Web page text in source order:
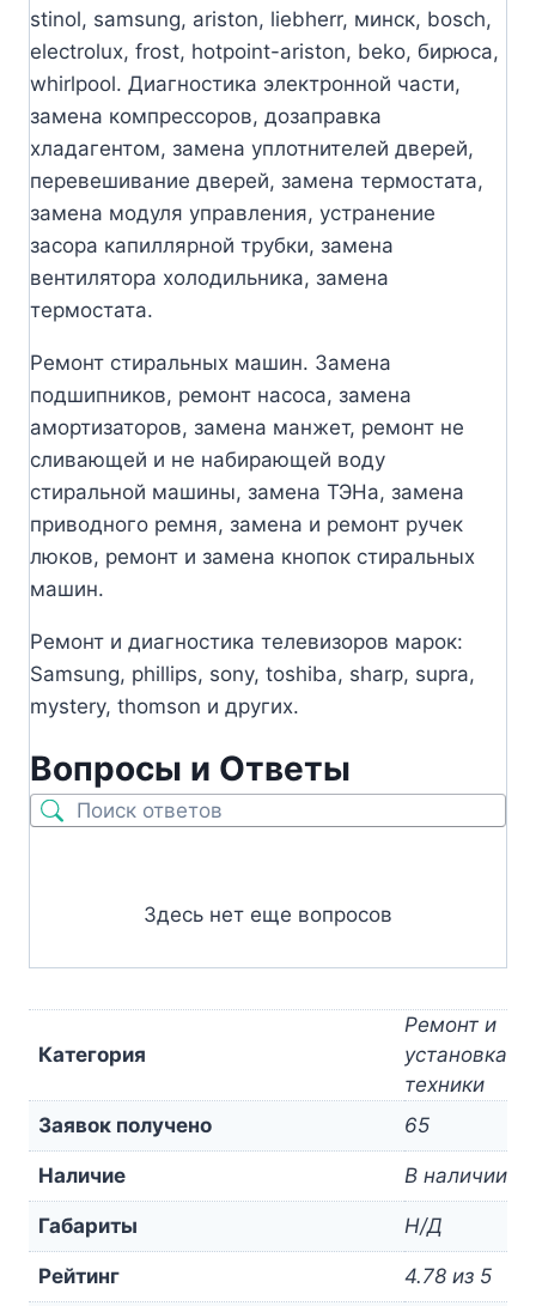
stinol, samsung, ariston, liebherr, минск, bosch,
electrolux, frost, hotpoint-ariston, beko, бирюса,
whirlpool. Диагностика электронной части,
замена компрессоров, дозаправка
хладагентом, замена уплотнителей дверей,
перевешивание дверей, замена термостата,
замена модуля управления, устранение
засора капиллярной трубки, замена
вентилятора холодильника, замена
термостата.
Ремонт стиральных машин. Замена
подшипников, ремонт насоса, замена
амортизаторов, замена манжет, ремонт не
сливающей и не набирающей воду
стиральной машины, замена ТЭНа, замена
приводного ремня, замена и ремонт ручек
люков, ремонт и замена кнопок стиральных
машин.
Ремонт и диагностика телевизоров марок:
Samsung, phillips, sony, toshiba, sharp, supra,
mystery, thomson и других.
Вопросы и Ответы
Здесь нет еще вопросов
Категория
Ремонт и
установка
техники
Заявок получено
65
Наличие В наличии
Габариты Н/Д
Рейтинг 4.78 из 5